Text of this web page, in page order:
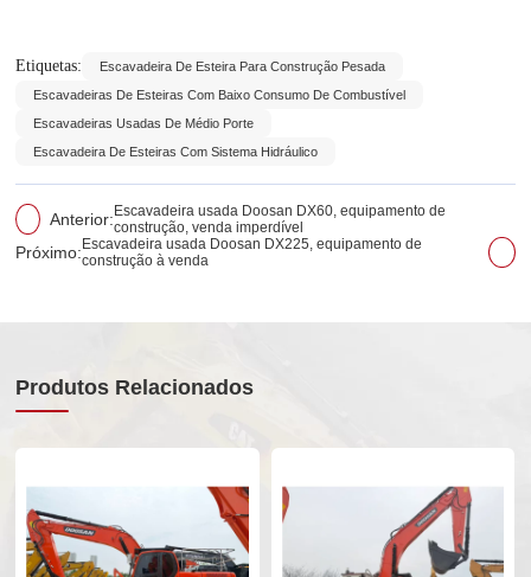
Etiquetas:
Escavadeira De Esteira Para Construção Pesada
Escavadeiras De Esteiras Com Baixo Consumo De Combustível
Escavadeiras Usadas De Médio Porte
Escavadeira De Esteiras Com Sistema Hidráulico
Anterior: Escavadeira usada Doosan DX60, equipamento de
construção, venda imperdível
Próximo: Escavadeira usada Doosan DX225, equipamento de
construção à venda
Produtos Relacionados